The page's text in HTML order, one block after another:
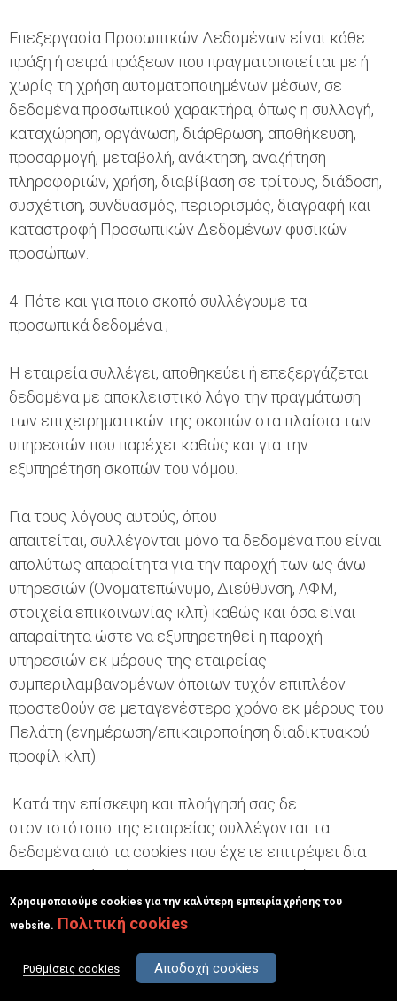
Επεξεργασία Προσωπικών Δεδομένων είναι κάθε
πράξη ή σειρά πράξεων που πραγματοποιείται με ή
χωρίς τη χρήση αυτοματοποιημένων μέσων, σε
δεδομένα προσωπικού χαρακτήρα, όπως η συλλογή,
καταχώρηση, οργάνωση, διάρθρωση, αποθήκευση,
προσαρμογή, μεταβολή, ανάκτηση, αναζήτηση
πληροφοριών, χρήση, διαβίβαση σε τρίτους, διάδοση,
συσχέτιση, συνδυασμός, περιορισμός, διαγραφή και
καταστροφή Προσωπικών Δεδομένων φυσικών
προσώπων.
4. Πότε και για ποιο σκοπό συλλέγουμε τα
προσωπικά δεδομένα ;
Η εταιρεία συλλέγει, αποθηκεύει ή επεξεργάζεται
δεδομένα με αποκλειστικό λόγο την πραγμάτωση
των επιχειρηματικών της σκοπών στα πλαίσια των
υπηρεσιών που παρέχει καθώς και για την
εξυπηρέτηση σκοπών του νόμου.
Για τους λόγους αυτούς, όπου
απαιτείται, συλλέγονται μόνο τα δεδομένα που είναι
απολύτως απαραίτητα για την παροχή των ως άνω
υπηρεσιών (Ονοματεπώνυμο, Διεύθυνση, ΑΦΜ,
στοιχεία επικοινωνίας κλπ) καθώς και όσα είναι
απαραίτητα ώστε να εξυπηρετηθεί η παροχή
υπηρεσιών εκ μέρους της εταιρείας
συμπεριλαμβανομένων όποιων τυχόν επιπλέον
προστεθούν σε μεταγενέστερο χρόνο εκ μέρους του
Πελάτη (ενημέρωση/επικαιροποίηση διαδικτυακού
προφίλ κλπ).
Κατά την επίσκεψη και πλοήγησή σας δε
στον ιστότοπο της εταιρείας συλλέγονται τα
δεδομένα από τα cookies που έχετε επιτρέψει δια
της συγκατάθεσής σας να χρησιμοποιηθούν και
συγκεκριμένα, τα μόνα cookies που χρησιμοποιεί η
σελίδα ανήκουν στις κατηγορίες:
(α) Απολύτως Απαραίτητα Cookies και
Χρησιμοποιούμε cookies για την καλύτερη εμπειρία χρήσης του
website. Πολιτική cookies
Ρυθμίσεις cookies Αποδοχή cookies